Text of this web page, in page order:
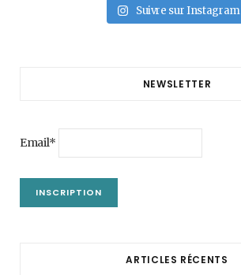
Suivre sur Instagram
NEWSLETTER
Email*
ARTICLES RÉCENTS